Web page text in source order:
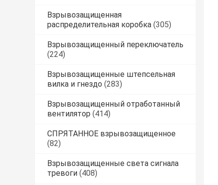
Взрывозащищенная
распределительная коробка (305)
Взрывозащищенный переключатель
(224)
Взрывозащищенные штепсельная
вилка и гнездо (283)
Взрывозащищенный отработанный
вентилятор (414)
СПРЯТАННОЕ взрывозащищенное
(82)
Взрывозащищенные света сигнала
тревоги (408)